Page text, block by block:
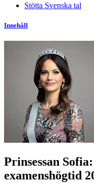
Stötta Svenska tal
Innehåll
Prinsessan
examenshögtid